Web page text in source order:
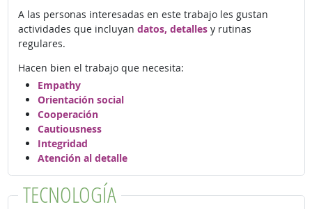
A las personas interesadas en este trabajo les gustan
actividades que incluyan datos, detallesy rutinas
regulares.
Hacen bien el trabajo que necesita:
Empathy
Orientación social
Cooperación
Cautiousness
Integridad
Atención al detalle
TECNOLOGÍA